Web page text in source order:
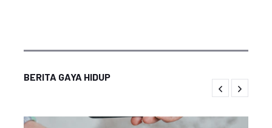
BERITA GAYA HIDUP